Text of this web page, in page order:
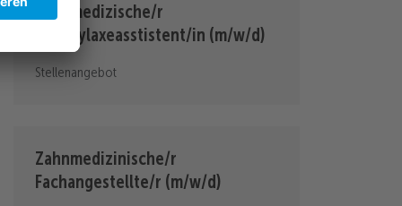
Zahnmedizische/r
Prophylaxeasstistent/in (m/w/d)
Stellenangebot
Zahnmedizinische/r
Fachangestellte/r (m/w/d)